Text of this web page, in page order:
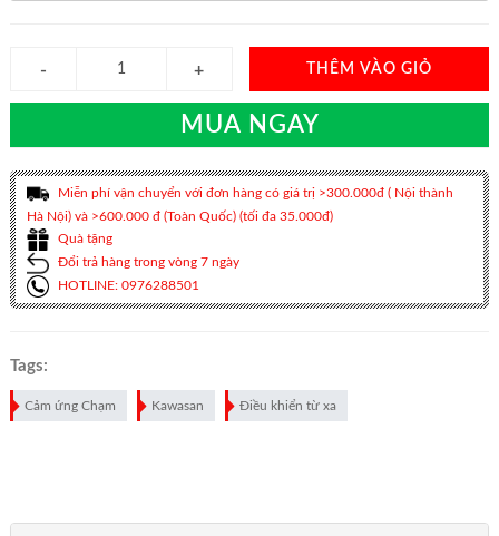
THÊM VÀO GIỎ
MUA NGAY
Miễn phí vận chuyển với đơn hàng có giá trị >300.000đ ( Nội thành
Hà Nội) và >600.000 đ (Toàn Quốc) (tối đa 35.000đ)
Quà tặng
Đổi trả hàng trong vòng 7 ngày
HOTLINE: 0976288501
Tags:
Cảm ứng Chạm Kawasan Điều khiển từ xa